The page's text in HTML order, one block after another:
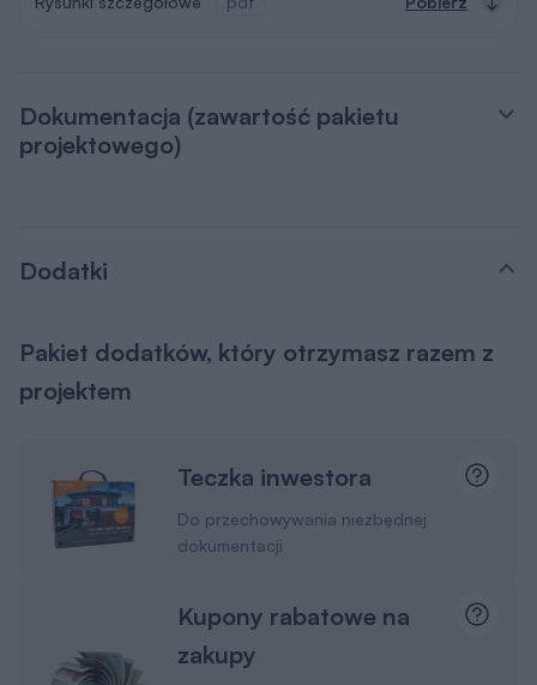
Dokumentacja (zawartość pakietu
projektowego)
Dodatki
Pakiet dodatków, który otrzymasz razem z
projektem
Teczka inwestora
Do przechowywania niezbędnej
dokumentacji
Kupony rabatowe na
zakupy